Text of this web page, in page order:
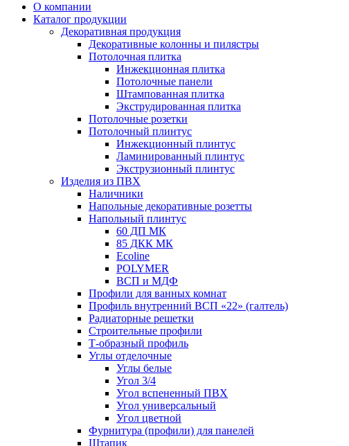
О компании
Каталог продукции
Декоративная продукция
Декоративные колонны и пилястры
Потолочная плитка
Инжекционная плитка
Потолочные панели
Штампованная плитка
Экструдированная плитка
Потолочные розетки
Потолочный плинтус
Инжекционный плинтус
Ламинированный плинтус
Экструзионный плинтус
Изделия из ПВХ
Наличники
Напольные декоративные розетты
Напольный плинтус
60 ДП МК
85 ДКК МК
Ecoline
POLYMER
ВСП и МДФ
Профили для ванных комнат
Профиль внутренний ВСП «22» (галтель)
Радиаторные решетки
Строительные профили
Т-образный профиль
Углы отделочные
Углы белые
Угол 3/4
Угол вспененный ПВХ
Угол универсальный
Угол цветной
Фурнитура (профили) для панелей
Штапик